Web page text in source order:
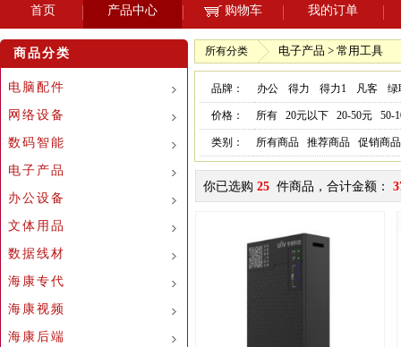
首页 产品中心 购物车 我的订单
商品分类
电脑配件
网络设备
数码智能
电子产品
办公设备
文体用品
数据线材
海康专代
海康视频
海康后端
所有分类 电子产品 > 常用工具
品牌： 办公 得力 得力1 凡客 绿
价格： 所有 20元以下 20-50元 50-
类别： 所有商品 推荐商品 促销商品
你已选购 25 件商品，合计金额：